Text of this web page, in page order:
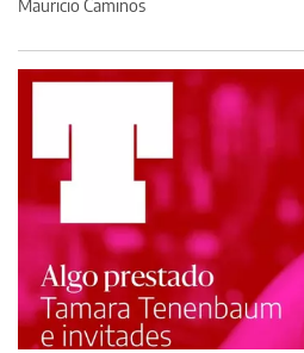
Mauricio Caminos